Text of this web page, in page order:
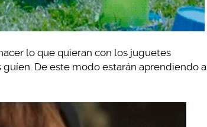
lo que quieran con los juguetes
De este modo estarán aprendiendo a